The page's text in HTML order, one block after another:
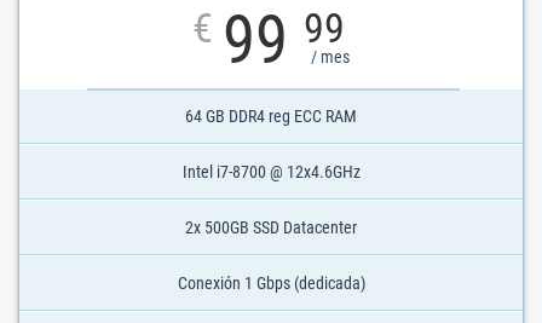
€ 99 99
/ mes
64 GB DDR4 reg ECC RAM
Intel i7-8700 @ 12x4.6GHz
2x 500GB SSD Datacenter
Conexión 1 Gbps (dedicada)